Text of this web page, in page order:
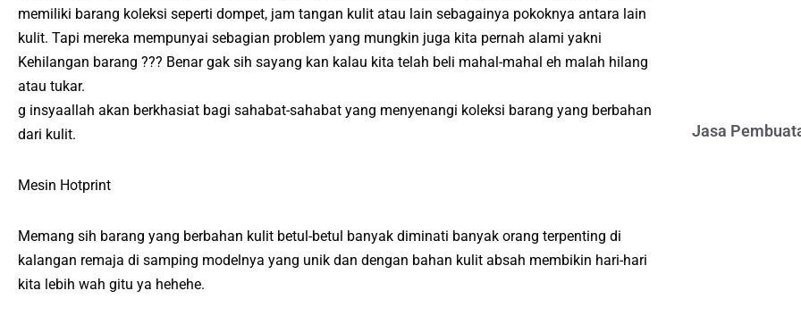
memiliki barang koleksi seperti dompet, jam tangan kulit atau lain sebagainya pokoknya antara lain
kulit. Tapi mereka mempunyai sebagian problem yang mungkin juga kita pernah alami yakni
Kehilangan barang ??? Benar gak sih sayang kan kalau kita telah beli mahal-mahal eh malah hilang
atau tukar.
g insyaallah akan berkhasiat bagi sahabat-sahabat yang menyenangi koleksi barang yang berbahan
dari kulit.
Mesin Hotprint
Memang sih barang yang berbahan kulit betul-betul banyak diminati banyak orang terpenting di
kalangan remaja di samping modelnya yang unik dan dengan bahan kulit absah membikin hari-hari
kita lebih wah gitu ya hehehe.
Jasa